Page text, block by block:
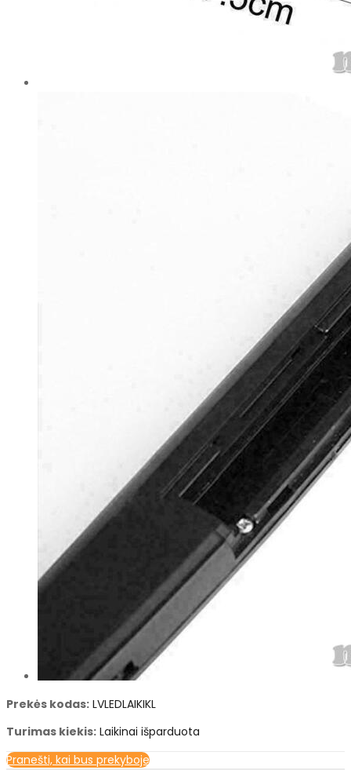
Prekės kodas: LVLEDLAIKIKL
Turimas kiekis: Laikinai išparduota
Pranešti, kai bus prekyboje